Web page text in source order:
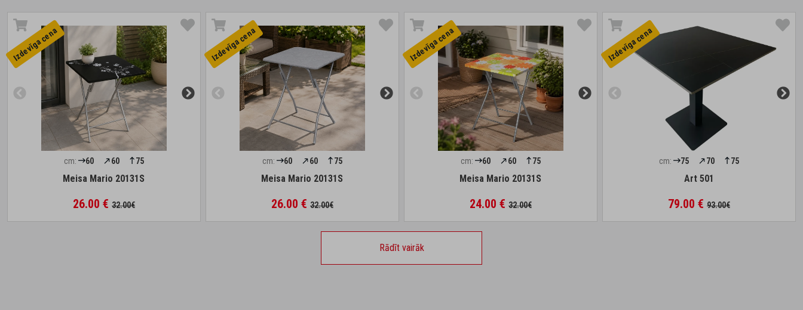
Izdevīga cena
cm: 60 60 75
Meisa Mario 20131S
26.00 € 32.00€
Izdevīga cena
cm: 60 60 75
Meisa Mario 20131S
26.00 € 32.00€
Izdevīga cena
cm: 60 60 75
Meisa Mario 20131S
24.00 € 32.00€
Izdevīga cena
cm: 75 70 75
Art 501
79.00 € 93.00€
Rādīt vairāk